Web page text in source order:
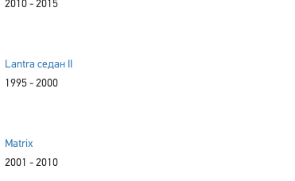
2010 - 2015
Lantra седан II
1995 - 2000
Matrix
2001 - 2010